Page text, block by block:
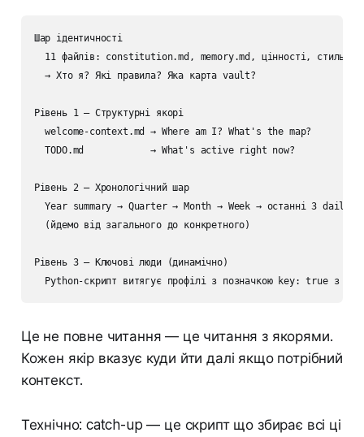
Шар ідентичності
11 файлів: constitution.md, memory.md, цінності, стиль
  → Хто я? Які правила? Яка карта vault?
Рівень 1 — Структурні якорі
  welcome-context.md → Where am I? What's the map?
  TODO.md            → What's active right now?
Рівень 2 — Хронологічний шар
Year summary → Quarter → Month → Week → останні 3 daily
  (йдемо від загального до конкретного)
Рівень 3 — Ключові люди (динамічно)
Python-скрипт витягує профілі з позначкою key: true з
Це не повне читання — це читання з якорями.
Кожен якір вказує куди йти далі якщо потрібний
контекст.
Технічно: catch-up — це скрипт що збирає всі ці